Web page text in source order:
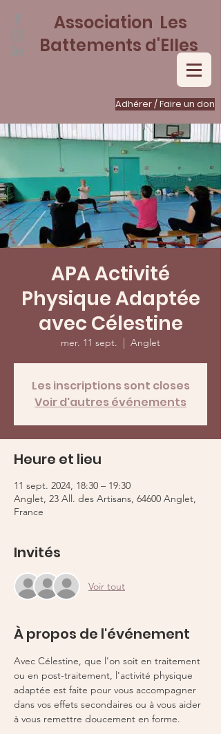
Adhérer / Faire un don
Association Les
Battements d'Elles
APA Activité
Physique Adaptée
avec Célestine
mer. 11 sept.
  |
Anglet
Les inscriptions sont closes
Voir d'autres événements
Heure et lieu
11 sept. 2024, 18:30 – 19:30
Anglet, 23 All. des Artisans, 64600 Anglet,
France
Invités
Voir tout
À propos de l'événement
Avec Célestine, que l'on soit en traitement
ou en post-traitement, l'activité physique
adaptée est faite pour vous accompagner
dans vos effets secondaires ou à vous aider
à vous remettre doucement en forme.